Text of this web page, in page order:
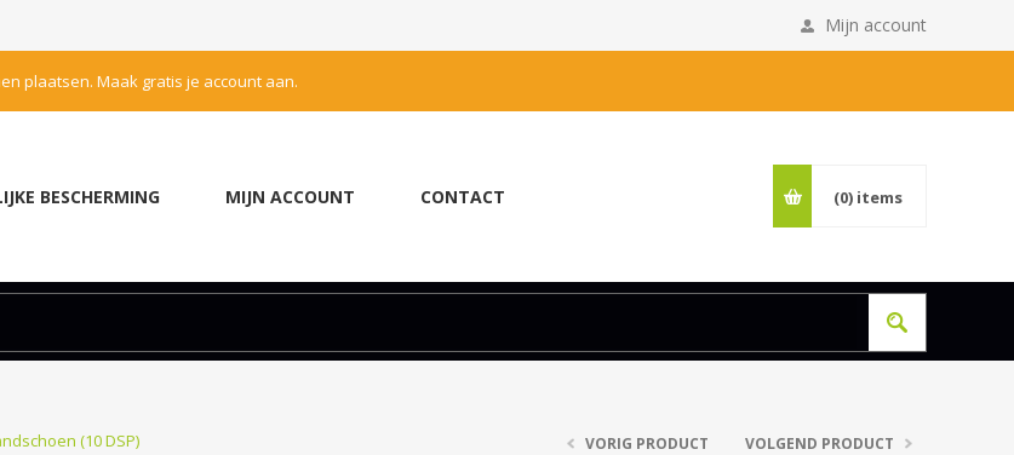
Mijn account
plaatsen. Maak gratis je account aan.
BESCHERMING MIJN ACCOUNT CONTACT (0) items
(10 DSP) VORIG PRODUCT VOLGEND PRODUCT